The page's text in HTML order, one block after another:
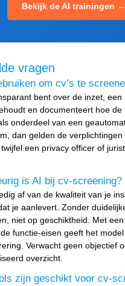
Bekijk de AI trainingen →
vragen
om cv’s te
bent over de inzet, een
en documenteert hoe de
onderdeel van een
dan gelden de verplichtingen
een privacy officer of
is AI bij cv-screening?
af van de kwaliteit van je
je aanlevert. Zonder
niet op geschiktheid. Met
functie-eisen geeft het
Verwacht geen objectief
overzicht.
zijn geschikt voor cv-